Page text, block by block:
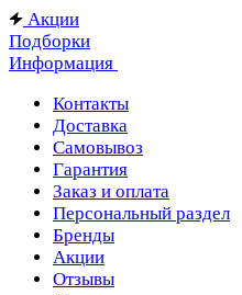
Акции
Подборки
Информация
Контакты
Доставка
Самовывоз
Гарантия
Заказ и оплата
Персональный раздел
Бренды
Акции
Отзывы